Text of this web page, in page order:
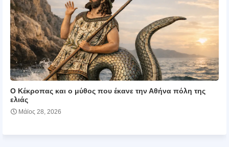
Ο Κέκροπας και ο μύθος που έκανε την Αθήνα πόλη της
ελιάς
Μάϊος 28, 2026